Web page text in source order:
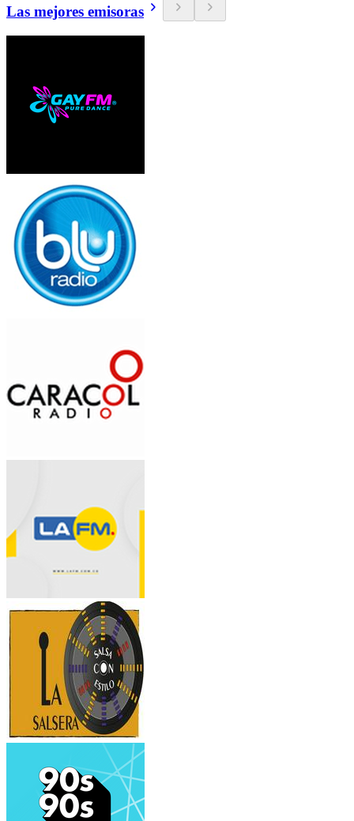
Las mejores emisoras